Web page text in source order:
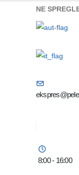
NE
8:00 - 16:00